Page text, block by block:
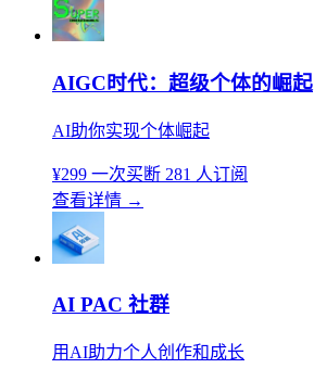
AIGC时代：超级个体的崛起
AI助你实现个体崛起
¥299 一次买断 281 人订阅
查看详情 →
AI PAC 社群
用AI助力个人创作和成长